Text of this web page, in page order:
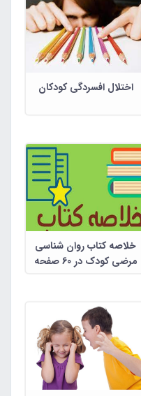
اختلال افسردگی کودکان
خلاصه کتاب روان شناسی
مرضی کودک در 60 صفحه